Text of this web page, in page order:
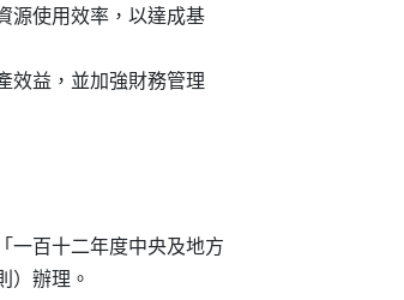
源使用效率，以達成基
效益，並加強財務管理
一百十二年度中央及地方